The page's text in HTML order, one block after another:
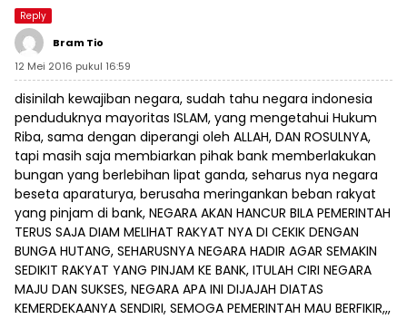
Reply
Bram Tio
12 Mei 2016 pukul 16:59
disinilah kewajiban negara, sudah tahu negara indonesia
penduduknya mayoritas ISLAM, yang mengetahui Hukum
Riba, sama dengan diperangi oleh ALLAH, DAN ROSULNYA,
tapi masih saja membiarkan pihak bank memberlakukan
bungan yang berlebihan lipat ganda, seharus nya negara
beseta aparaturya, berusaha meringankan beban rakyat
yang pinjam di bank, NEGARA AKAN HANCUR BILA PEMERINTAH
TERUS SAJA DIAM MELIHAT RAKYAT NYA DI CEKIK DENGAN
BUNGA HUTANG, SEHARUSNYA NEGARA HADIR AGAR SEMAKIN
SEDIKIT RAKYAT YANG PINJAM KE BANK, ITULAH CIRI NEGARA
MAJU DAN SUKSES, NEGARA APA INI DIJAJAH DIATAS
KEMERDEKAANYA SENDIRI, SEMOGA PEMERINTAH MAU BERFIKIR,,,